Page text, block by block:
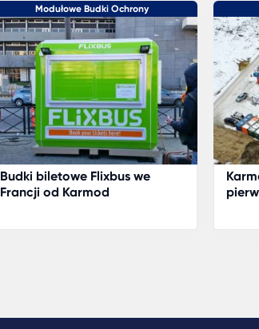
Modułowe Budki Ochrony
Budki biletowe Flixbus we
Francji od Karmod